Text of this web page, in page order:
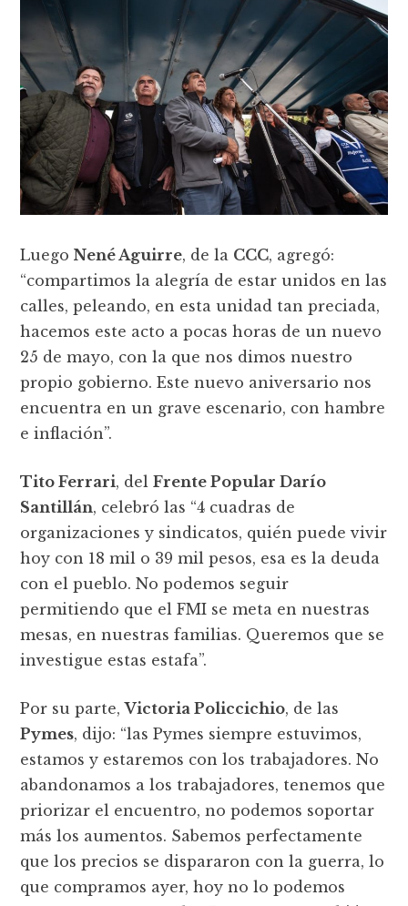
LuegoNené Aguirre, de la CCC, agregó:
“compartimos la alegría de estar unidos en las
calles, peleando, en esta unidad tan preciada,
hacemos este acto a pocas horas de un nuevo
25 de mayo, con la que nos dimos nuestro
propio gobierno. Este nuevo aniversario nos
encuentra en un grave escenario, con hambre
e inflación”.
Tito Ferrari, delFrente Popular Darío
Santillán, celebró las “4 cuadras de
organizaciones y sindicatos, quién puede vivir
hoy con 18 mil o 39 mil pesos, esa es la deuda
con el pueblo. No podemos seguir
permitiendo que el FMI se meta en nuestras
mesas, en nuestras familias. Queremos que se
investigue estas estafa”.
Por su parte,Victoria Policcichio, de las
Pymes, dijo: “las Pymes siempre estuvimos,
estamos y estaremos con los trabajadores. No
abandonamos a los trabajadores, tenemos que
priorizar el encuentro, no podemos soportar
más los aumentos. Sabemos perfectamente
que los precios se dispararon con la guerra, lo
que compramos ayer, hoy no lo podemos